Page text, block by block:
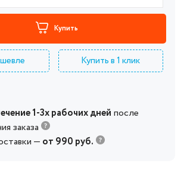
Купить
Купить в 1 клик
1-3х рабочих дней после
заказа
— от 990 руб.